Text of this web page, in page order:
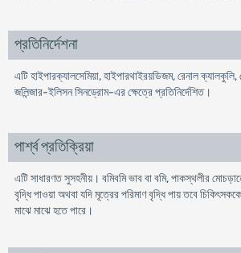
প্রতিনির্দেশনা
এটি হাইপারক্যালসেমিয়া, হাইপারথাইরয়ডিজম, রেনাল
জলিন্জার-ইলিসন সিনড্রোম-এর ক্ষেত্রে প্রতিনির্দেশিত।
পার্শ্ব প্রতিক্রিয়া
এটি সাধারণত সুসহনীয়। বমিবমি ভাব বা বমি, পাকস্থলীর
বৃদ্ধি পাওয়া অথবা যদি মূত্রের পরিমাণ বৃদ্ধি পায় তবে
মাঝে মাঝে হতে পারে।